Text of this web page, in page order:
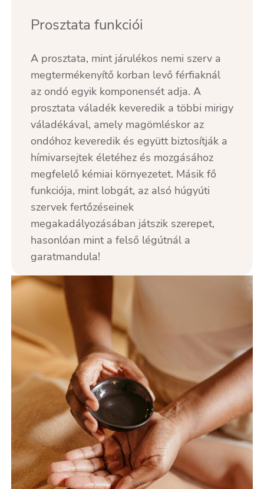
Prosztata funkciói
A prosztata, mint járulékos nemi szerv a
megtermékenyítő korban levő férfiaknál
az ondó egyik komponensét adja. A
prosztata váladék keveredik a többi mirigy
váladékával, amely magömléskor az
ondóhoz keveredik és együtt biztosítják a
hímivarsejtek életéhez és mozgásához
megfelelő kémiai környezetet. Másik fő
funkciója, mint lobgát, az alsó húgyúti
szervek fertőzéseinek
megakadályozásában játszik szerepet,
hasonlóan mint a felső légútnál a
garatmandula!